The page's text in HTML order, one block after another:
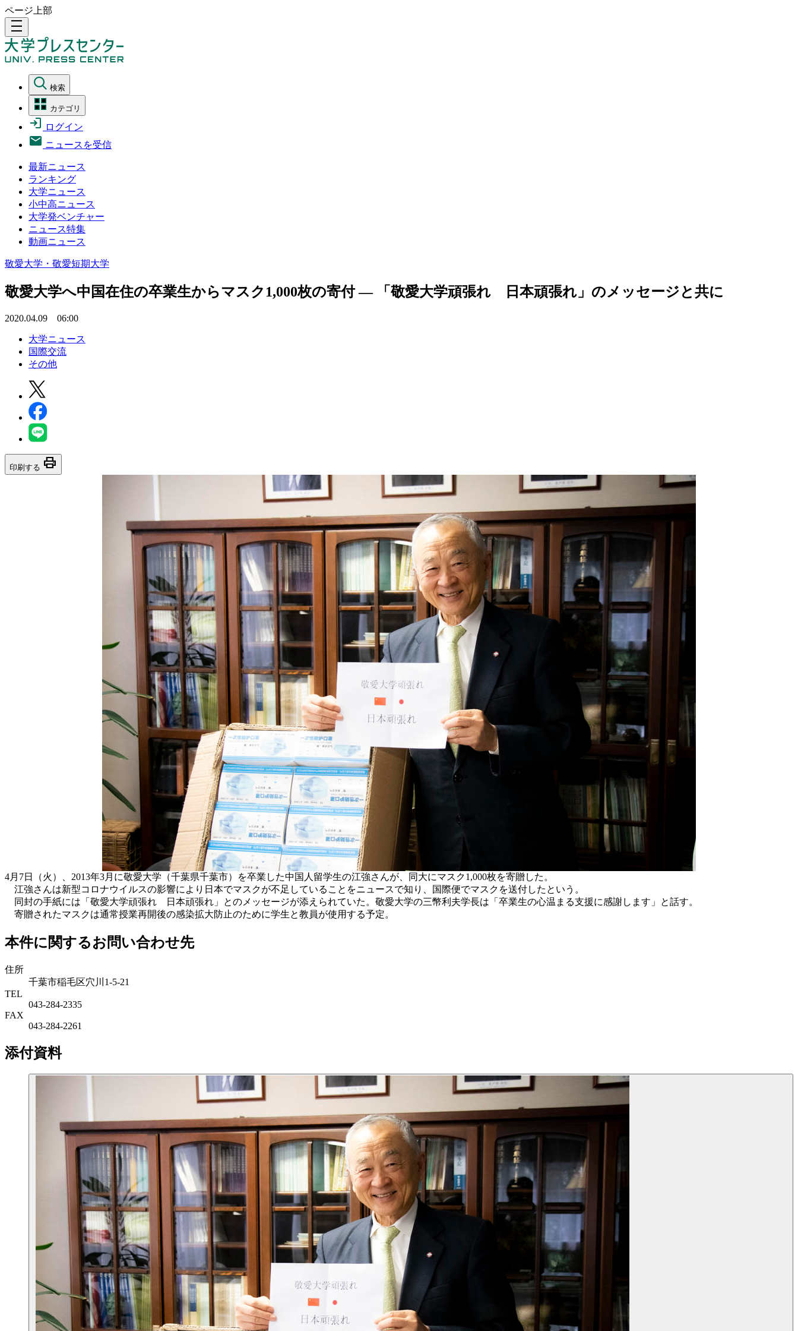
ページ上部
density_medium
検索
カテゴリ
ログイン
ニュースを受信
最新ニュース
ランキング
大学ニュース
小中高ニュース
大学発ベンチャー
ニュース特集
動画ニュース
敬愛大学・敬愛短期大学
敬愛大学へ中国在住の卒業生からマスク1,000枚の寄付 — 「敬愛大学頑張れ 日本頑張れ」のメッセージと共に
2020.04.09 06:00
大学ニュース
国際交流
その他
印刷する print
4月7日（火）、2013年3月に敬愛大学（千葉県千葉市）を卒業した中国人留学生の江強さんが、同大にマスク1,000枚を寄贈した。
江強さんは新型コロナウイルスの影響により日本でマスクが不足していることをニュースで知り、国際便でマスクを送付したという。
同封の手紙には「敬愛大学頑張れ 日本頑張れ」とのメッセージが添えられていた。敬愛大学の三幣利夫学長は「卒業生の心温まる支援に感謝します」と話す。
寄贈されたマスクは通常授業再開後の感染拡大防止のために学生と教員が使用する予定。
本件に関するお問い合わせ先
住所
千葉市稲毛区穴川1-5-21
TEL
043-284-2335
FAX
043-284-2261
添付資料